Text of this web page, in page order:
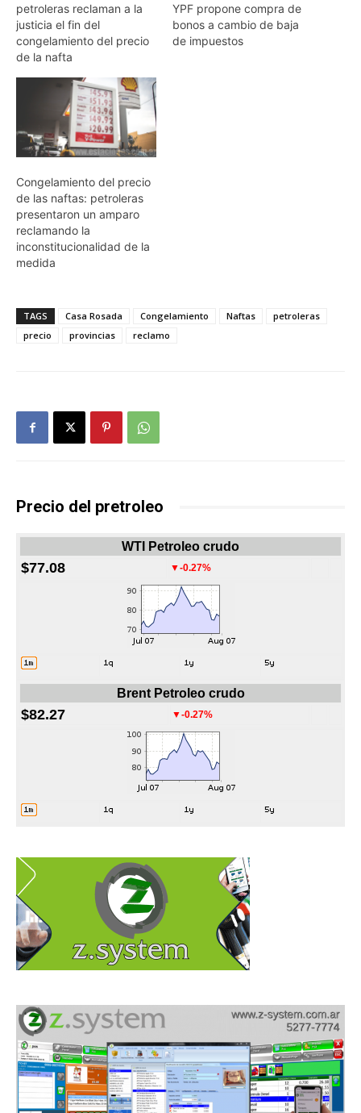
petroleras reclaman a la
justicia el fin del
congelamiento del precio
de la nafta
YPF propone compra de
bonos a cambio de baja
de impuestos
Congelamiento del precio
de las naftas: petroleras
presentaron un amparo
reclamando la
inconstitucionalidad de la
medida
TAGS Casa Rosada Congelamiento Naftas
petroleras
precio
provincias reclamo
Precio del pretroleo
WTI Petroleo crudo
$77.08 ▼-0.27%
Brent Petroleo crudo
$82.27 ▼-0.27%